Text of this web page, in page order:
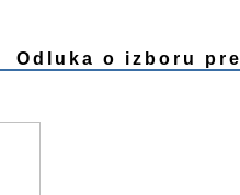
Odluka o izboru